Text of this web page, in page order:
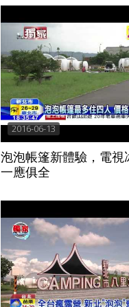
2016-06-13
泡泡帳篷新體驗，電視
一應俱全